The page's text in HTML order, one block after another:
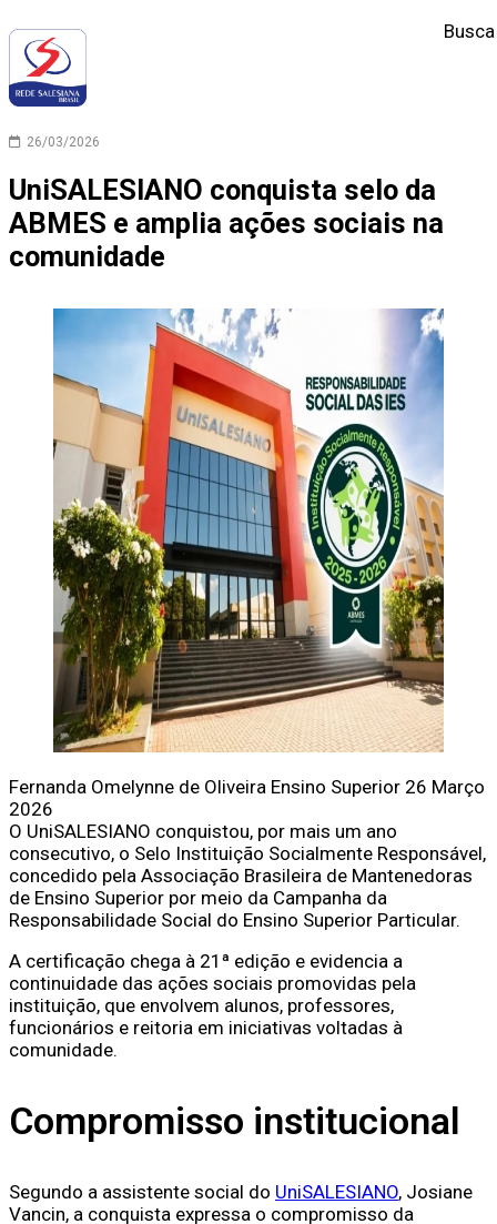
Busca
26/03/2026
UniSALESIANO conquista selo da
ABMES e amplia ações sociais na
comunidade
Fernanda Omelynne de Oliveira Ensino Superior 26 Março
2026
O UniSALESIANO conquistou, por mais um ano
consecutivo, o Selo Instituição Socialmente Responsável,
concedido pela Associação Brasileira de Mantenedoras
de Ensino Superior por meio da Campanha da
Responsabilidade Social do Ensino Superior Particular.
A certificação chega à 21ª edição e evidencia a
continuidade das ações sociais promovidas pela
instituição, que envolvem alunos, professores,
funcionários e reitoria em iniciativas voltadas à
comunidade.
Compromisso institucional
Segundo a assistente social do UniSALESIANO, Josiane
Vancin, a conquista expressa o compromisso da